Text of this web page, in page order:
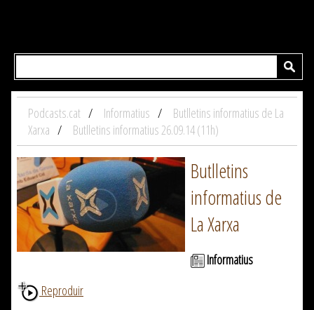
Podcasts.cat Informatius
Butlletins informatius de La
Xarxa
Butlletins informatius 26.09.14 (11h)
Butlletins
informatius de
La Xarxa
Informatius
Reproduir